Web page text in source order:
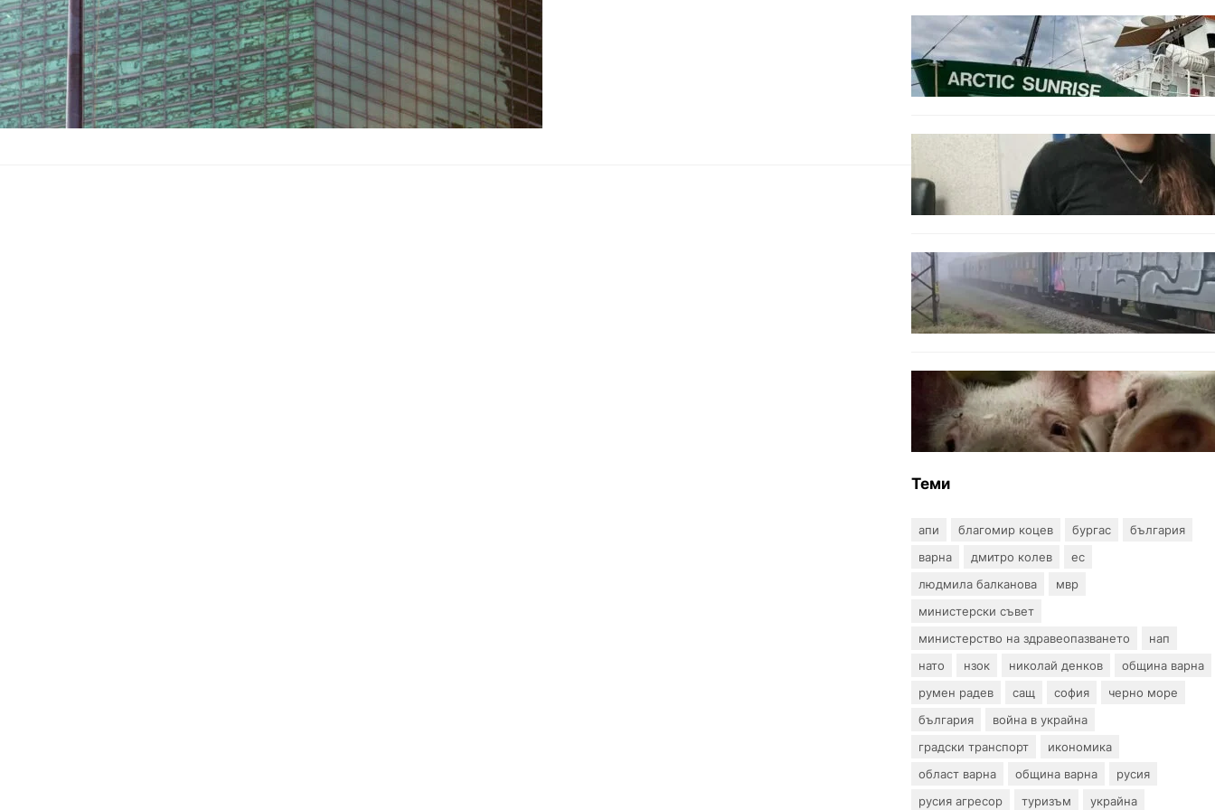
БЪЛГАРИЯ
Корабът на „Грийнпийс“
пристигна във Варна с
кампания за опазване на
Черно море
ОБЩЕСТВО
Варненска ученичка създаде
интерактивна карта за сигнали
за проблеми с боклука
ОБЩЕСТВО
Бързият влак София – Варна
блъсна и уби жена край гара
Бутово
БЪЛГАРИЯ
БАБХ регистрира огнище на
африканска чума по свинете в
стопанство край Варна
Теми
апи благомир коцев бургас
българия
варна
дмитро колев
ес
людмила балканова
мвр
министерски съвет
министерство на здравеопазването
нап
нато
нзок николай денков
община варна
румен радев
сащ софия
черно море
българия
война в украйна
градски транспорт
икономика
област варна
община варна
русия
русия агресор
туризъм украйна